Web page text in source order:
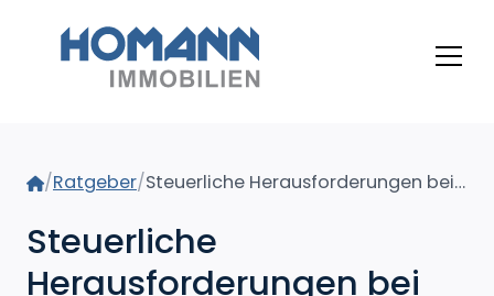
Home
/Ratgeber/ Steuerliche Herausforderungen bei geerbten Immobilien: So vermeiden Sie unerwartete Kosten
Steuerliche
Herausforderungen bei